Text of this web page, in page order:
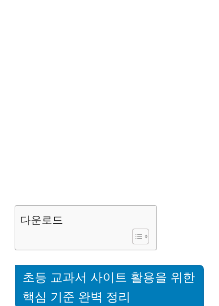
다운로드
초등 교과서 사이트 활용을 위한
핵심 기준 완벽 정리